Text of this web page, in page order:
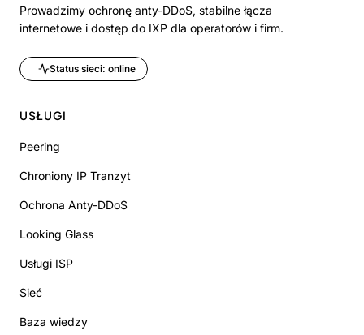
Prowadzimy ochronę anty-DDoS, stabilne łącza
internetowe i dostęp do IXP dla operatorów i firm.
Status sieci: online
USŁUGI
Peering
Chroniony IP Tranzyt
Ochrona Anty-DDoS
Looking Glass
Usługi ISP
Sieć
Baza wiedzy